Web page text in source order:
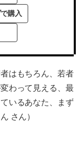
購入
はもちろん、若者
わって見える、最
いるあなた、まず
さん）